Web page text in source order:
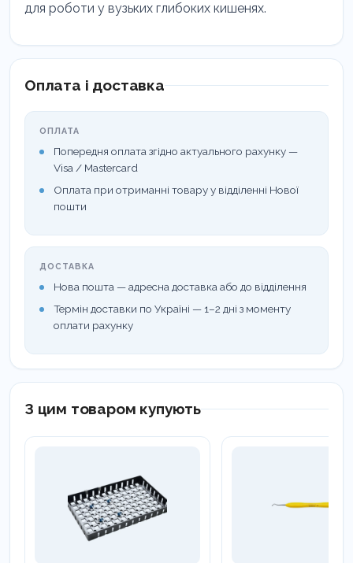
для роботи у вузьких глибоких кишенях.
Оплата і доставка
ОПЛАТА
Попередня оплата згідно актуального рахунку —
Visa / Mastercard
Оплата при отриманні товару у відділенні Нової
пошти
ДОСТАВКА
Нова пошта — адресна доставка або до відділення
Термін доставки по Україні — 1–2 дні з моменту
оплати рахунку
З цим товаром купують